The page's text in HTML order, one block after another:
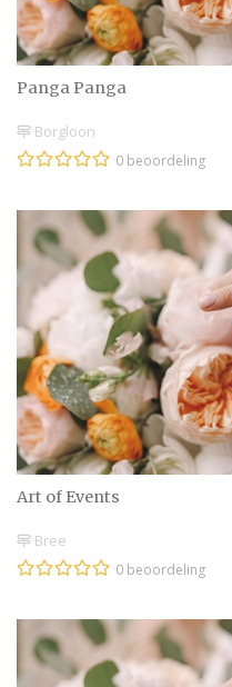
Panga Panga
Borgloon
0 beoordeling
Art of Events
Bree
0 beoordeling